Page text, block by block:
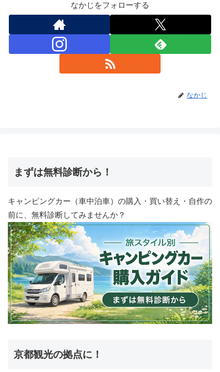
なかじをフォローする
なかじ
まずは無料診断から！
キャンピングカー（車中泊車）の購入・買い替え・自作の
前に、無料診断してみませんか？
京都観光の拠点に！